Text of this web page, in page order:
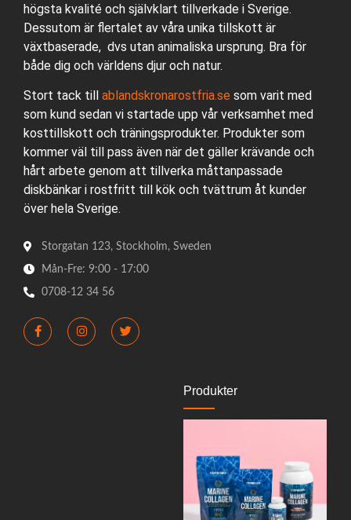
högsta kvalité och självklart tillverkade i Sverige.
Dessutom är flertalet av våra unika tillskott är
växtbaserade, dvs utan animaliska ursprung. Bra för
både dig och världens djur och natur.
Stort tack till ablandskronarostfria.se som varit med
som kund sedan vi startade upp vår verksamhet med
kosttillskott och träningsprodukter. Produkter som
kommer väl till pass även när det gäller krävande och
hårt arbete genom att tillverka måttanpassade
diskbänkar i rostfritt till kök och tvättrum åt kunder
över hela Sverige.
Storgatan 123, Stockholm, Sweden
Mån-Fre: 9:00 - 17:00
0708-12 34 56
Produkter